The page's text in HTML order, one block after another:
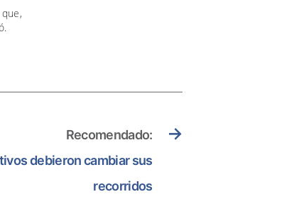
→
Recomendado:
debieron cambiar sus
recorridos